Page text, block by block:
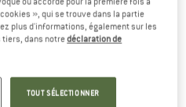
», qui se trouve dans la partie
plus d'informations, également sur les
tiers, dans notredéclaration de
TOUT SÉLECTIONNER